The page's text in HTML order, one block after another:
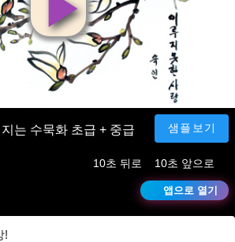
영
상
재
생
는 수묵화 초급 + 중급 샘플보기
10초 뒤로 10초 앞으로
앱으로 열기
!